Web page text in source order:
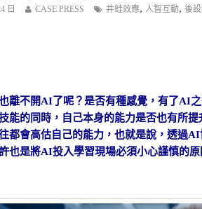
日 CASE PRESS 井蛙效應, 人智互動, 後
離不開AI了呢？是否有種感覺，有了AI
能的同時，自己本身的能力是否也有所
都會高估自己的能力，也就是說，透過
也是將AI投入學習現場必須小心謹慎的原